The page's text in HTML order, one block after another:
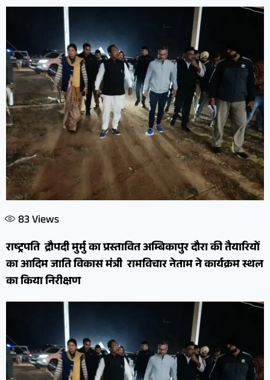
83Views
राष्ट्रपति द्रौपदी मुर्मु का प्रस्तावित अम्बिकापुर दौरा की तैयारियों
का आदिम जाति विकास मंत्री रामविचार नेताम ने कार्यक्रम स्थल
का किया निरीक्षण